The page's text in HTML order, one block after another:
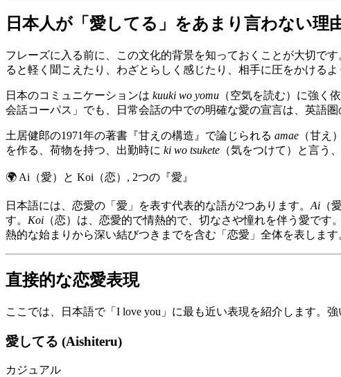
日本人が「愛してる」をあまり言わない理
フレーズに入る前に、この文化的背景を知っておくことが大切で
ると軽く聞こえたり、わざとらしく感じたり、相手に圧をかけるよ
日本のコミュニケーションは kuuki wo yomu （空気を読む）に強く
会話コーパス」でも、日常会話の中での明確な愛の宣言は、英語
土居健郎の1971年の著書『甘えの構造』で論じられる amae （甘え
を作る、荷物を持つ、出勤時に ki wo tsukete （気をつけて）と言う
🌍 Ai（愛）と Koi（恋）, 2つの『愛』
日本語には、恋愛の「愛」を表す代表的な語が2つあります。 Ai （
す。 Koi （恋）は、恋愛的で情熱的で、切なさや憧れを伴う愛で
熱的な始まりから深い結びつきまでを含む「恋愛」全体を表します
直接的な恋愛表現
ここでは、日本語で「I love you」に最も近い表現を紹介します。
愛してる (Aishiteru)
カジュアル